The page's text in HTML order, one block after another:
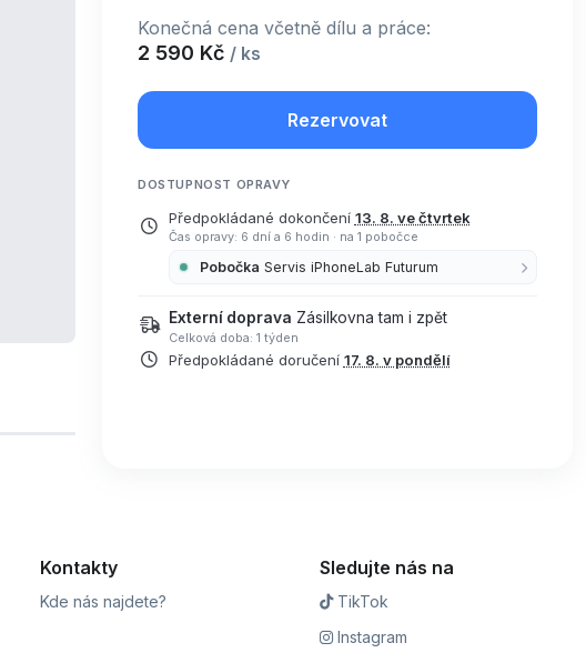
Konečná cena včetně dílu a práce:
2 590 Kč / ks
Rezervovat
DOSTUPNOST OPRAVY
Předpokládané dokončení 13. 8. ve čtvrtek
Čas opravy: 6 dní a 6 hodin · na 1 pobočce
Pobočka Servis iPhoneLab Futurum
Externí doprava Zásilkovna tam i zpět
Celková doba: 1 týden
Předpokládané doručení 17. 8. v pondělí
Kontakty
Kde nás najdete?
Sledujte nás na
TikTok
Instagram